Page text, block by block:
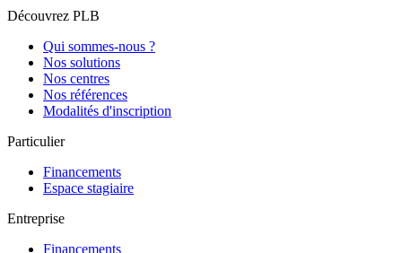
Découvrez PLB
Qui sommes-nous ?
Nos solutions
Nos centres
Nos références
Modalités d'inscription
Particulier
Financements
Espace stagiaire
Entreprise
Financements